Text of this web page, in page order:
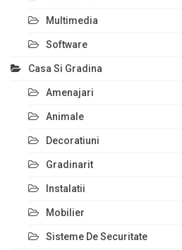
Multimedia
Software
Casa Si Gradina
Amenajari
Animale
Decoratiuni
Gradinarit
Instalatii
Mobilier
Sisteme De Securitate